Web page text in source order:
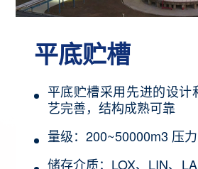
平底贮槽
平底贮槽采用先进的设计
艺完善，结构成熟可靠
量级：200~50000m3 压
储存介质：LOX、LIN、